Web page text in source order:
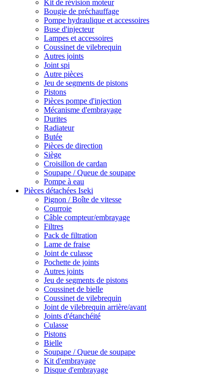
Kit de révision moteur
Bougie de préchauffage
Pompe hydraulique et accessoires
Buse d'injecteur
Lampes et accessoires
Coussinet de vilebrequin
Autres joints
Joint spi
Autre pièces
Jeu de segments de pistons
Pistons
Pièces pompe d'injection
Mécanisme d'embrayage
Durites
Radiateur
Butée
Pièces de direction
Siège
Croisillon de cardan
Soupape / Queue de soupape
Pompe à eau
Pièces détachées Iseki
Pignon / Boîte de vitesse
Courroie
Câble compteur/embrayage
Filtres
Pack de filtration
Lame de fraise
Joint de culasse
Pochette de joints
Autres joints
Jeu de segments de pistons
Coussinet de bielle
Coussinet de vilebrequin
Joint de vilebrequin arrière/avant
Joints d'étanchéité
Culasse
Pistons
Bielle
Soupape / Queue de soupape
Kit d'embrayage
Disque d'embrayage